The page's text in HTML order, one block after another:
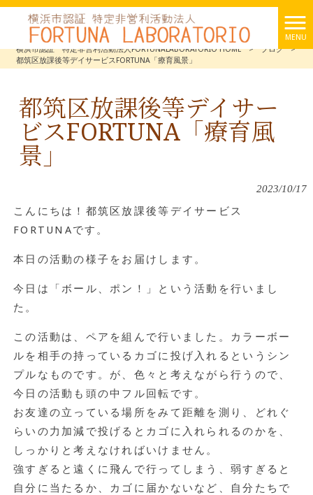
MENU
横浜市認証 特定非営利活動法人FORTUNALABORATORIO HOME
> ブログ
>
都筑区放課後等デイサービスFORTUNA「療育風景」
都筑区放課後等デイサー
ビスFORTUNA「療育風
景」
2023/10/17
こんにちは！都筑区放課後等デイサービス
FORTUNAです。
本日の活動の様子をお届けします。
今日は「ボール、ポン！」という活動を行いまし
た。
この活動は、ペアを組んで行いました。カラーボー
ルを相手の持っているカゴに投げ入れるというシン
プルなものです。が、色々と考えながら行うので、
今日の活動も頭の中フル回転です。
お友達の立っている場所をみて距離を測り、どれぐ
らいの力加減で投げるとカゴに入れられるのかを、
しっかりと考えなければいけません。
強すぎると遠くに飛んで行ってしまう、弱すぎると
自分に当たるか、カゴに届かないなど、自分たちで